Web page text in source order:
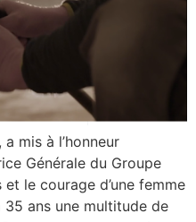
mis à l’honneur
Générale du Groupe
le courage d’une femme
35 ans une multitude de